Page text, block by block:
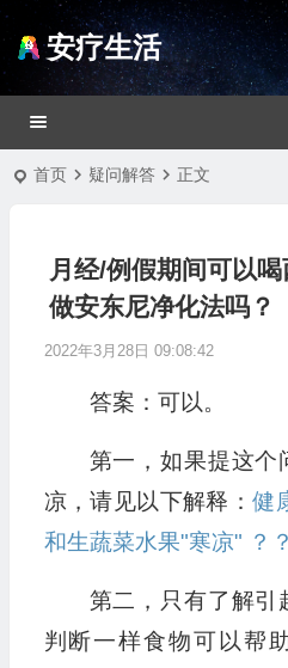
安疗生活
首页 疑问解答 正文
月经/例假期间可以
做安东尼净化法吗？
2022年3月28日 09:08:42
答案：可以。
第一，如果提这个
凉，请见以下解释：健
和生蔬菜水果"寒凉" ？
第二，只有了解引
判断一样食物可以帮